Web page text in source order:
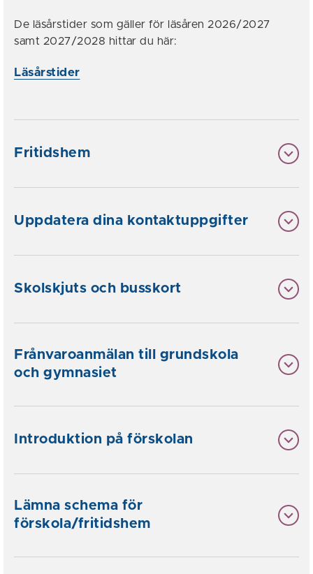
De läsårstider som gäller för läsåren 2026/2027
samt 2027/2028 hittar du här:
Läsårstider
Fritidshem
Uppdatera dina kontaktuppgifter
Skolskjuts och busskort
Frånvaroanmälan till grundskola
och gymnasiet
Introduktion på förskolan
Lämna schema för
förskola/fritidshem